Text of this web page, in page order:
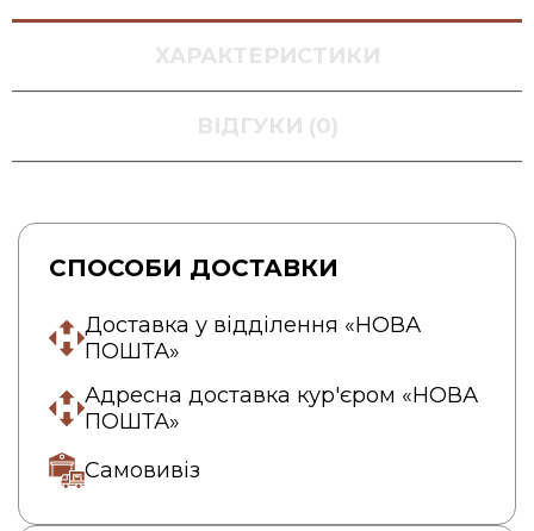
ХАРАКТЕРИСТИКИ
ВІДГУКИ (0)
СПОСОБИ ДОСТАВКИ
Доставка у відділення «НОВА
ПОШТА»
Адресна доставка кур'єром «НОВА
ПОШТА»
Самовивіз